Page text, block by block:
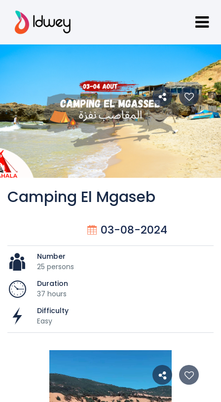
Camping El Mgaseb
03-08-2024
Number
25 persons
Duration
37 hours
Difficulty
Easy